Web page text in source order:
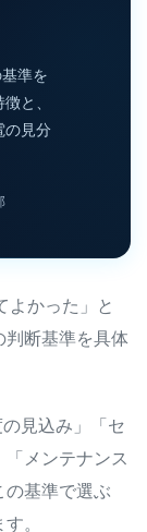
準を
と、
の見分
よかった」と
判断基準を具体
見込み」「セ
メンテナンス
の基準で選ぶ
。